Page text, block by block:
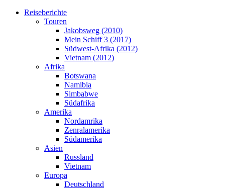
Reiseberichte
Touren
Jakobsweg (2010)
Mein Schiff 3 (2017)
Südwest-Afrika (2012)
Vietnam (2012)
Afrika
Botswana
Namibia
Simbabwe
Südafrika
Amerika
Nordamrika
Zenralamerika
Südamerika
Asien
Russland
Vietnam
Europa
Deutschland